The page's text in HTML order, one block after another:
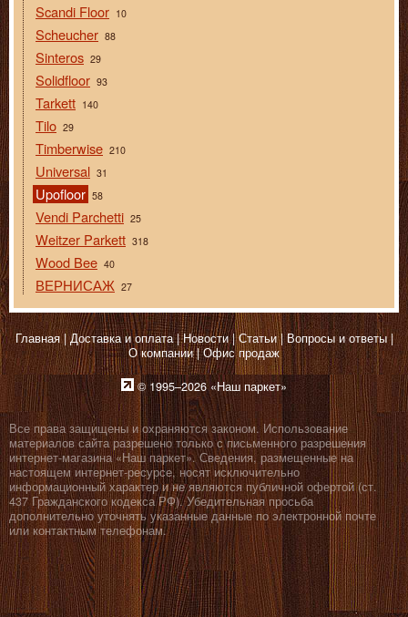
Scandi Floor 10
Scheucher 88
Sinteros 29
Solidfloor 93
Tarkett 140
Tilo 29
Timberwise 210
Universal 31
Upofloor 58
Vendi Parchetti 25
Weitzer Parkett 318
Wood Bee 40
ВЕРНИСАЖ 27
Главная Доставка и оплата Новости Статьи Вопросы и ответы
О компании Офис продаж
© 1995–2026 «Наш паркет»
Все права защищены и охраняются законом. Использование
материалов сайта разрешено только с письменного разрешения
интернет-магазина «Наш паркет». Сведения, размещенные на
настоящем интернет-ресурсе, носят исключительно
информационный характер и не являются публичной офертой (ст.
437 Гражданского кодекса РФ). Убедительная просьба
дополнительно уточнять указанные данные по электронной почте
или контактным телефонам.